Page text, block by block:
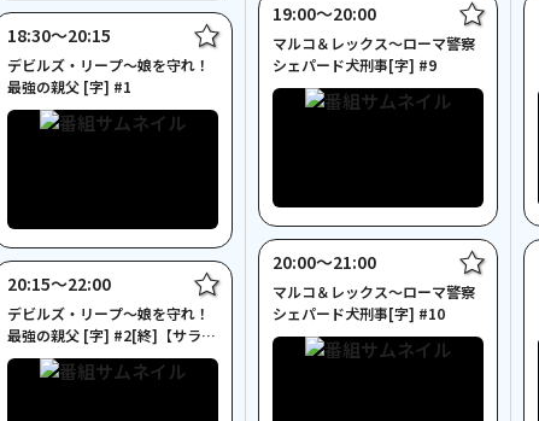
18:30〜20:15
デビルズ・リープ～娘を守れ！
最強の親父 [字] #1
20:15〜22:00
デビルズ・リープ～娘を守れ！
最強の親父 [字] #2[終]【サラ・
モーテンセン出演エピ】
19:00〜20:00
マルコ＆レックス～ローマ警察
シェパード犬刑事[字] #9
20:00〜21:00
マルコ＆レックス～ローマ警察
シェパード犬刑事[字] #10